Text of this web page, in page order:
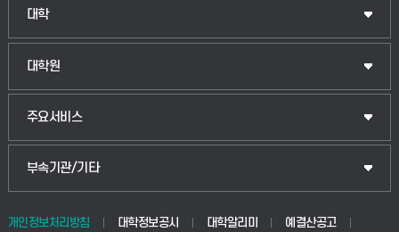
대학
대학원
주요서비스
부속기관/기타
개인정보처리방침 대학정보공시 대학알리미
예결산공고